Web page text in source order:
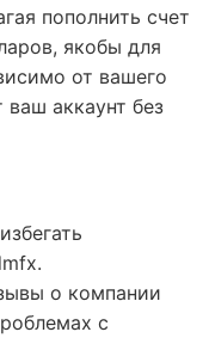
пополнить счет
якобы для
от вашего
аккаунт без
о компании
с